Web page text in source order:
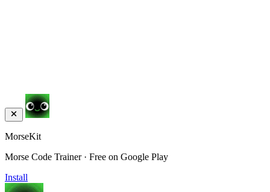
MorseKit
Morse Code Trainer · Free on Google Play
Install